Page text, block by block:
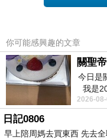
你可能感興趣的文章
關聖
今日是
我是
一個奇
2026-
日記0806
早上陪周媽去買東西 先去